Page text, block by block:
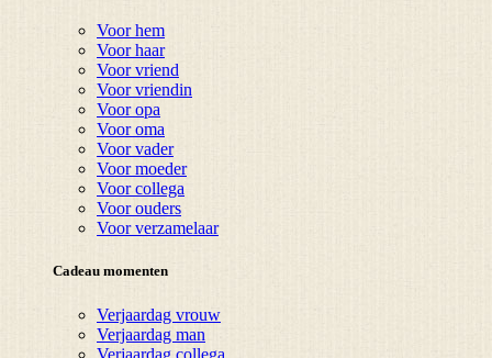
Voor hem
Voor haar
Voor vriend
Voor vriendin
Voor opa
Voor oma
Voor vader
Voor moeder
Voor collega
Voor ouders
Voor verzamelaar
Cadeau momenten
Verjaardag vrouw
Verjaardag man
Verjaardag collega